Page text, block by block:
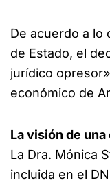
De acuerdo a lo
de Estado, el
jurídico
económico de
La visión de
La Dra. Mónica
incluida en el